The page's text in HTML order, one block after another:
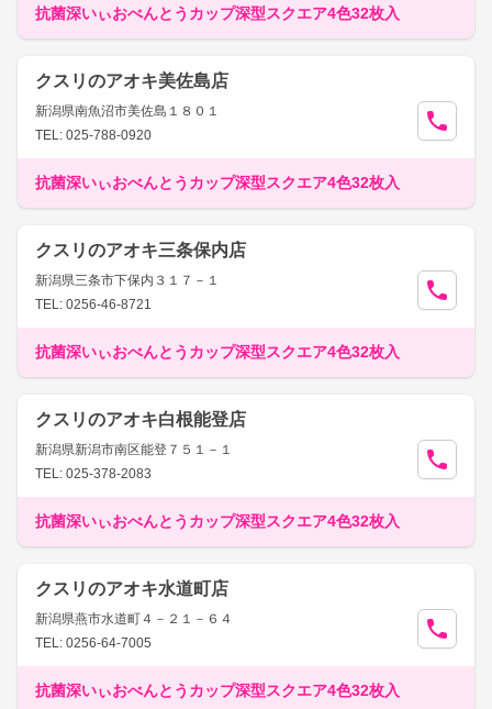
抗菌深いぃおべんとうカップ深型スクエア4色32枚入
クスリのアオキ美佐島店
新潟県南魚沼市美佐島１８０１
TEL: 025-788-0920
抗菌深いぃおべんとうカップ深型スクエア4色32枚入
クスリのアオキ三条保内店
新潟県三条市下保内３１７－１
TEL: 0256-46-8721
抗菌深いぃおべんとうカップ深型スクエア4色32枚入
クスリのアオキ白根能登店
新潟県新潟市南区能登７５１－１
TEL: 025-378-2083
抗菌深いぃおべんとうカップ深型スクエア4色32枚入
クスリのアオキ水道町店
新潟県燕市水道町４－２１－６４
TEL: 0256-64-7005
抗菌深いぃおべんとうカップ深型スクエア4色32枚入